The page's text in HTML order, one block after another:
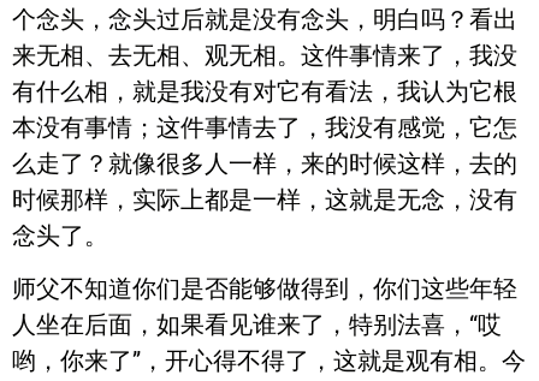
个念头，念头过后就是没有念头，明白吗？看出
来无相、去无相、观无相。这件事情来了，我没
有什么相，就是我没有对它有看法，我认为它根
本没有事情；这件事情去了，我没有感觉，它怎
么走了？就像很多人一样，来的时候这样，去的
时候那样，实际上都是一样，这就是无念，没有
念头了。
师父不知道你们是否能够做得到，你们这些年轻
人坐在后面，如果看见谁来了，特别法喜，“哎
哟，你来了”，开心得不得了，这就是观有相。今